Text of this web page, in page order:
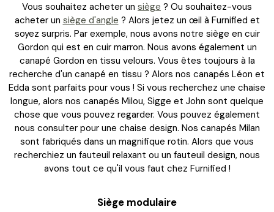
Vous souhaitez acheter un siège ? Ou souhaitez-vous
acheter un siège d'angle ? Alors jetez un œil à Furnified et
soyez surpris. Par exemple, nous avons notre siège en cuir
Gordon qui est en cuir marron. Nous avons également un
canapé Gordon en tissu velours. Vous êtes toujours à la
recherche d'un canapé en tissu ? Alors nos canapés Léon et
Edda sont parfaits pour vous ! Si vous recherchez une chaise
longue, alors nos canapés Milou, Sigge et John sont quelque
chose que vous pouvez regarder. Vous pouvez également
nous consulter pour une chaise design. Nos canapés Milan
sont fabriqués dans un magnifique rotin. Alors que vous
recherchiez un fauteuil relaxant ou un fauteuil design, nous
avons tout ce qu'il vous faut chez Furnified !
Siège modulaire